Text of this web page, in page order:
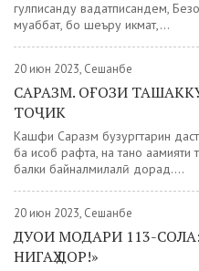
гулписанду ваҳдатписандем,
муҳаббат, бо шеъру ҳикмат,...
20 июн 2023, Сешанбе
САРАЗМ. ОҒОЗИ
ТОҶИК
Кашфи Саразм бузургтарин
ба ҳисоб рафта, на танҳо
балки байналмилалӣ дорад....
20 июн 2023, Сешанбе
ДУОИ МОДАРИ 113-
НИГАҲ ДОР!»